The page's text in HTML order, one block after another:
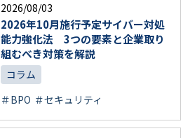
2026/08/03
2026年10月施行予定サイバー対処
能力強化法 3つの要素と企業取り
組むべき対策を解説
コラム
＃BPO ＃セキュリティ